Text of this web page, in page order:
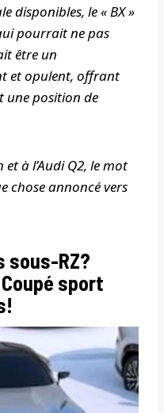
disponibles, le « BX »
pourrait ne pas
être un
et opulent, offrant
une position de
à l’Audi Q2, le mot
chose annoncé vers
sous-RZ?
sport